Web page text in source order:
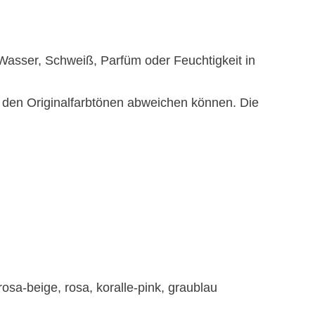
Schweiß, Parfüm oder Feuchtigkeit in
Originalfarbtönen abweichen können. Die
beige, rosa, koralle-pink, graublau